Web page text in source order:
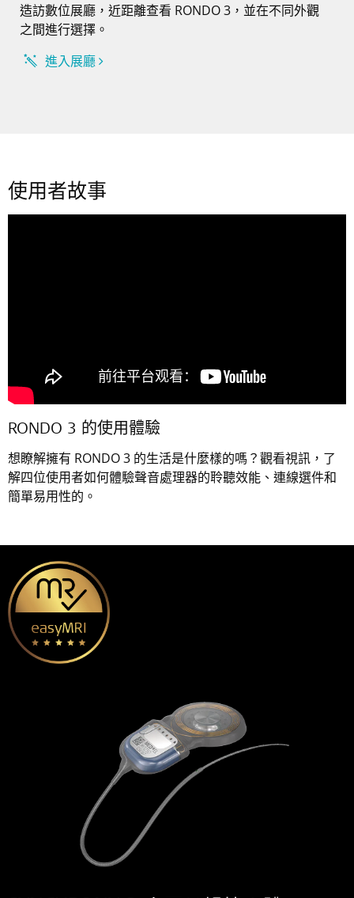
造訪數位展廳，近距離查看 RONDO 3，並在不同外觀
之間進行選擇。
進入展廳
使用者故事
RONDO 3 的使用體驗
想瞭解擁有 RONDO 3 的生活是什麼樣的嗎？觀看視訊，了
解四位使用者如何體驗聲音處理器的聆聽效能、連線選件和
簡單易用性的。